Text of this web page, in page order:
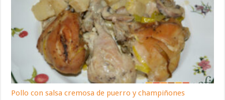
Pollo con salsa cremosa de puerro y champiñones